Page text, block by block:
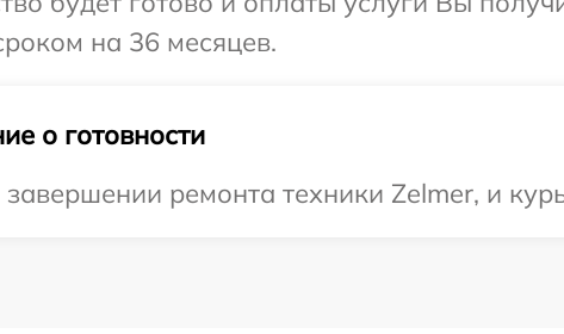
на 36 месяцев.
о готовности
ремонта техники Zelmer, и